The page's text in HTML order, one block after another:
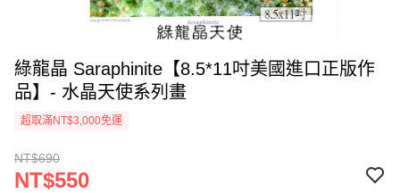
綠龍晶 Saraphinite【8.5*11吋美國進口正版作
品】- 水晶天使系列畫
超取滿NT$3,000免運
NT$690
NT$550